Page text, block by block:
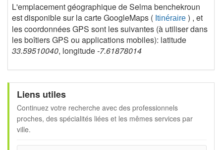
L'emplacement géographique de Selma benchekroun
est disponible sur la carte GoogleMaps ( Itinéraire ) , et
les coordonnées GPS sont les suivantes (à utiliser dans
les boîtiers GPS ou applications mobiles): latitude
33.59510040, longitude-7.61878014
Liens utiles
Continuez votre recherche avec des professionnels
proches, des spécialités liées et les mêmes services par
ville.